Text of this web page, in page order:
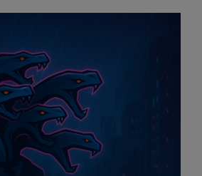
– Kult, künstliche Menschen